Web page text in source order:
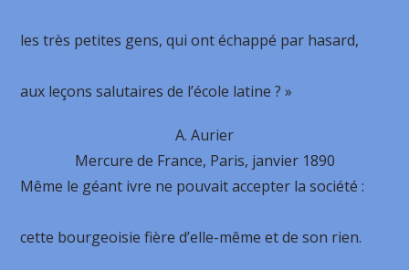
les très petites gens, qui ont échappé par hasard,
aux leçons salutaires de l’école latine ? »
A. Aurier
Mercure de France, Paris, janvier 1890
Même le géant ivre ne pouvait accepter la société :
cette bourgeoisie fière d’elle-même et de son rien.